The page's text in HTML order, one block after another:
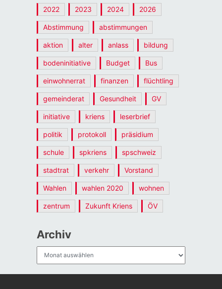
2022 2023 2024 2026
Abstimmung abstimmungen
aktion alter anlass bildung
bodeninitiative Budget Bus
einwohnerrat finanzen flüchtling
gemeinderat Gesundheit GV
initiative kriens leserbrief
politik protokoll präsidium
schule spkriens spschweiz
stadtrat verkehr Vorstand
Wahlen wahlen 2020 wohnen
zentrum Zukunft Kriens ÖV
Archiv